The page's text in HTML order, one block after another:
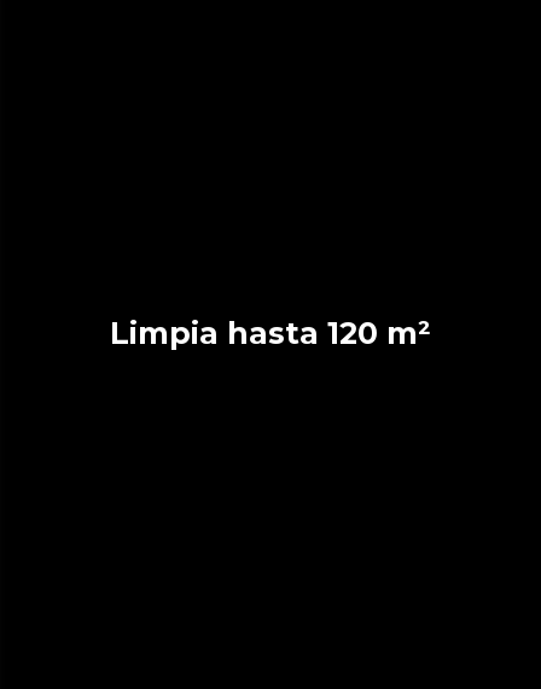
Limpia hasta 120 m²